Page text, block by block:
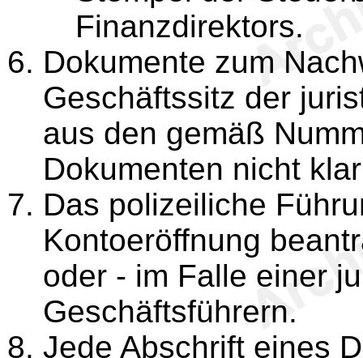
Finanzdirektors.
Dokumente zum
Geschäftssitz der
aus den gemäß
Dokumenten nicht
Das polizeiliche
Kontoeröffnung
oder - im Falle einer
Geschäftsführern.
Jede Abschrift eines